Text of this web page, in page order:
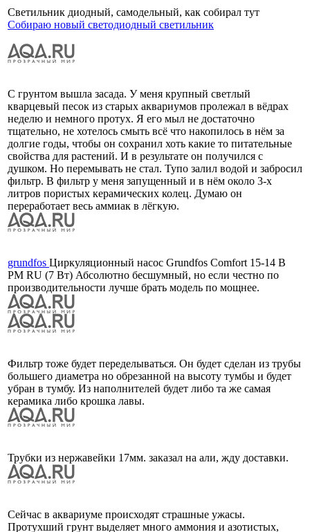
Светильник диодный, самодельный, как собирал тут
Собираю новый светодиодный светильник
С грунтом вышла засада. У меня крупный светлый
кварцевый песок из старых аквариумов пролежал в вёдрах
неделю и немного протух. Я его мыл не достаточно
тщательно, не хотелось смыть всё что накопилось в нём за
долгие годы, чтобы он сохранил хоть какие то питательные
свойства для растений. И в результате он получился с
душком. Но перемывать не стал. Тупо залил водой и забросил
фильтр. В фильтр у меня запущенный и в нём около 3-х
литров пористых керамических колец. Думаю он
переработает весь аммиак в лёгкую.
grundfos Циркуляционный насос Grundfos Comfort 15-14 B
PM RU (7 Вт) Абсолютно бесшумный, но если честно по
производительности лучше брать модель по мощнее.
Фильтр тоже будет переделываться. Он будет сделан из трубы
большего диаметра но обрезанной на высоту тумбы и будет
убран в тумбу. Из наполнителей будет либо та же самая
керамика либо крошка лавы.
Трубки из нержавейки 17мм. заказал на али, жду доставки.
Сейчас в аквариуме происходят страшные ужасы.
Протухший грунт выделяет много аммония и азотистых,